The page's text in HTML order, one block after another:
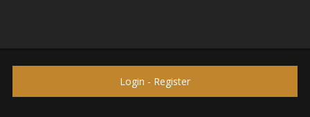
Login - Register